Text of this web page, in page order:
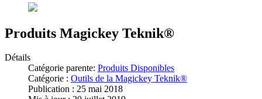
Produits Magickey Teknik®
Détails
Catégorie parente: Produits Disponibles
Catégorie : Outils de la Magickey Teknik®
Publication : 25 mai 2018